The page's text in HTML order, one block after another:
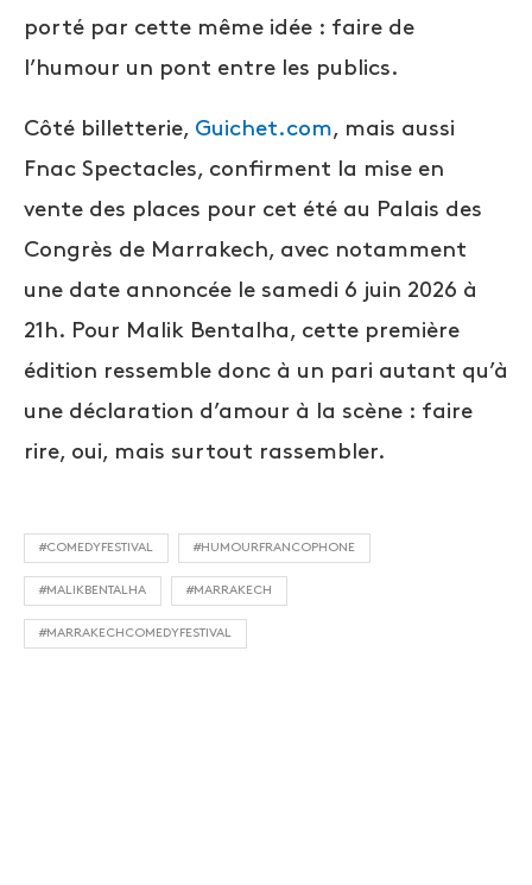
porté par cette même idée : faire de
l’humour un pont entre les publics.
Côté billetterie, Guichet.com, mais aussi
Fnac Spectacles, confirment la mise en
vente des places pour cet été au Palais des
Congrès de Marrakech, avec notamment
une date annoncée le samedi 6 juin 2026 à
21h. Pour Malik Bentalha, cette première
édition ressemble donc à un pari autant qu’à
une déclaration d’amour à la scène : faire
rire, oui, mais surtout rassembler.
#COMEDYFESTIVAL #HUMOURFRANCOPHONE
#MALIKBENTALHA #MARRAKECH
#MARRAKECHCOMEDYFESTIVAL